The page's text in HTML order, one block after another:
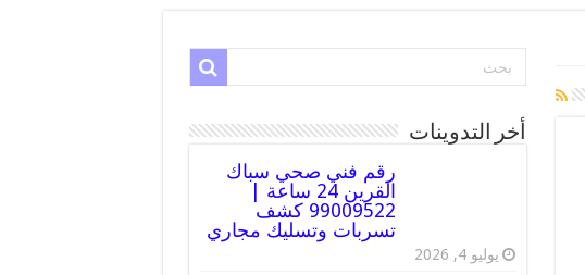
أخر التدوينات
رقم فني صحي سباك
القرين 24 ساعة |
99009522 كشف
تسربات وتسليك مجاري
يوليو 4, 2026